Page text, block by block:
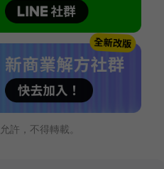
許，不得轉載。